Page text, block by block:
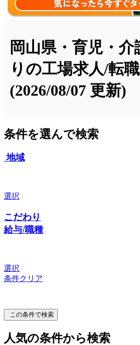
岡山県・育児・介
りの工場求人/転
(2026/08/07 更新)
条件を選んで検索
地域
選択
こだわり
給与/職種
選択
条件クリア
この条件で検索
人気の条件から検索